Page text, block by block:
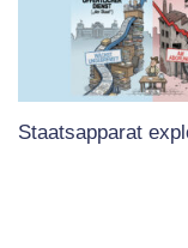
Staatsapparat